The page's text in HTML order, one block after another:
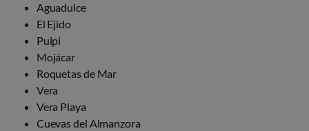
Aguadulce
El Ejido
Pulpi
Mojácar
Roquetas de Mar
Vera
Vera Playa
Cuevas del Almanzora